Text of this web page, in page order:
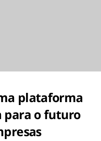
plataforma
para o futuro